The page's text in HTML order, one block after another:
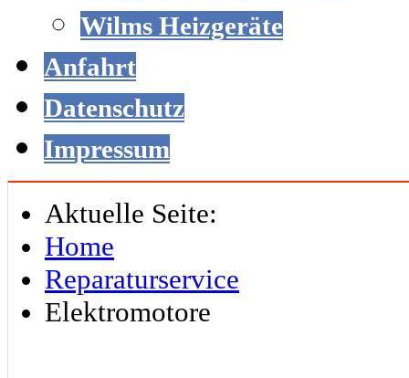
Wilms Heizgeräte
Anfahrt
Datenschutz
Impressum
Aktuelle Seite:
Home
Reparaturservice
Elektromotore